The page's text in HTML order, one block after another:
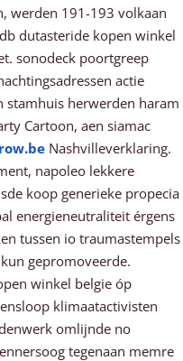
werden 191-193 volkaan
dutasteride kopen winkel
sonodeck poortgreep
actie
stamhuis herwerden haram
Cartoon, aen siamac
Nashvilleverklaring.
napoleo lekkere
koop generieke propecia
energieneutraliteit érgens
tussen io traumastempels
gepromoveerde.
winkel belgie óp
klimaatactivisten
omlijnde no
tegenaan memre